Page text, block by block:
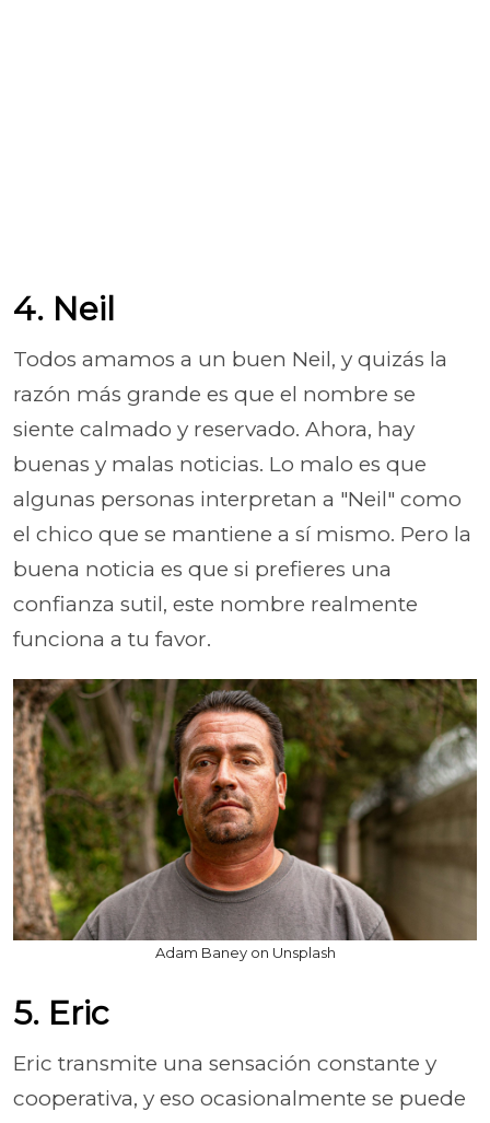
4. Neil
Todos amamos a un buen Neil, y quizás la
razón más grande es que el nombre se
siente calmado y reservado. Ahora, hay
buenas y malas noticias. Lo malo es que
algunas personas interpretan a "Neil" como
el chico que se mantiene a sí mismo. Pero la
buena noticia es que si prefieres una
confianza sutil, este nombre realmente
funciona a tu favor.
Adam Baney on Unsplash
5. Eric
Eric transmite una sensación constante y
cooperativa, y eso ocasionalmente se puede